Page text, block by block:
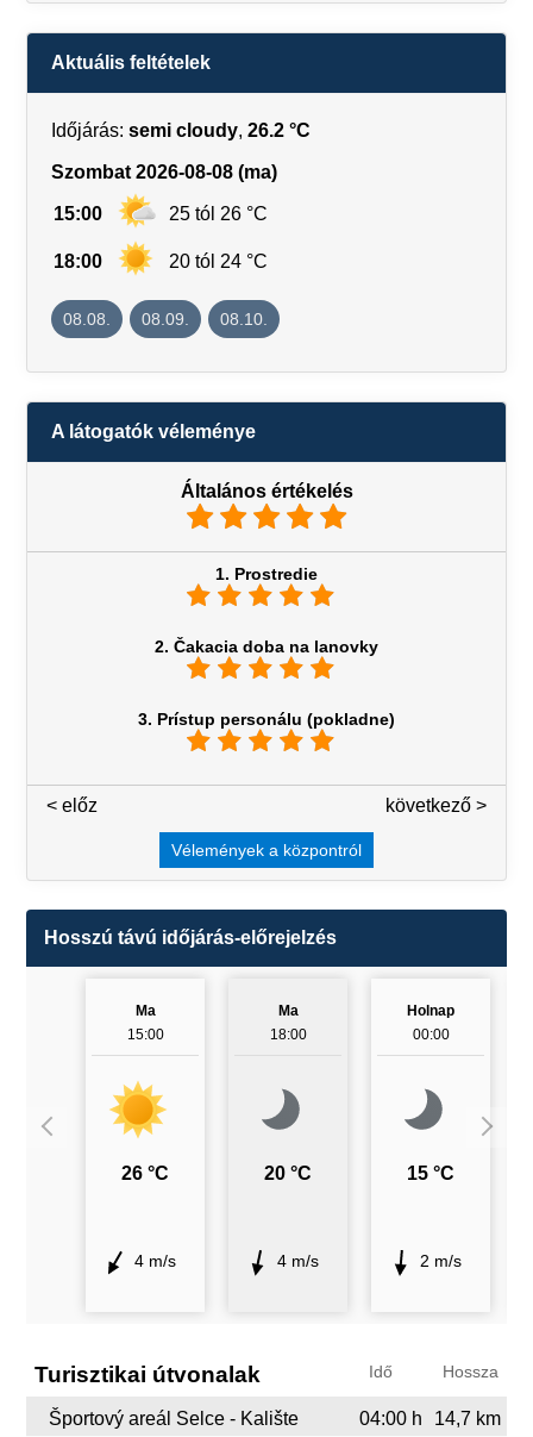
Aktuális feltételek
Időjárás: semi cloudy, 26.2 °C
Szombat 2026-08-08 (ma)
15:00 25 tól 26 °C
18:00 20 tól 24 °C
08.08. 08.09. 08.10.
A látogatók véleménye
Általános értékelés
1. Prostredie
2. Čakacia doba na lanovky
3. Prístup personálu (pokladne)
következő >
< előz
Vélemények a központról
Hosszú távú időjárás-előrejelzés
Ma
15:00
26 °C
4 m/s
Ma
18:00
20 °C
4 m/s
Holnap
00:00
15 °C
2 m/s
Turisztikai útvonalak Idő Hossza
Športový areál Selce - Kalište 04:00 h 14,7 km